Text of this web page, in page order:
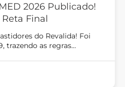
2026 Publicado!
Final
do Revalida! Foi
trazendo as regras…